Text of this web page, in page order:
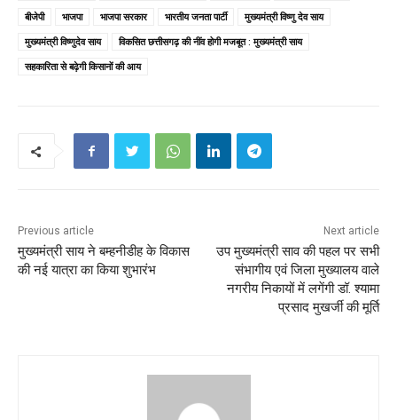
बीजेपी
भाजपा भाजपा सरकार भारतीय जनता पार्टी
मुख्यमंत्री विष्णु देव साय
मुख्यमंत्री विष्णुदेव साय
विकसित छत्तीसगढ़ की नींव होगी मजबूत : मुख्यमंत्री साय
सहकारिता से बढ़ेगी किसानों की आय
Previous article
मुख्यमंत्री साय ने बम्हनीडीह के विकास
की नई यात्रा का किया शुभारंभ
Next article
उप मुख्यमंत्री साव की पहल पर सभी
संभागीय एवं जिला मुख्यालय वाले
नगरीय निकायों में लगेंगी डॉ. श्यामा
प्रसाद मुखर्जी की मूर्ति